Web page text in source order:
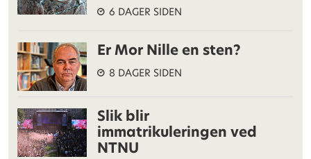
6 DAGER SIDEN
Er Mor Nille en sten?
8 DAGER SIDEN
Slik blir
immatrikuleringen ved
NTNU